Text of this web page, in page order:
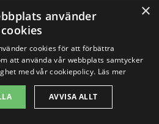
nära Vittjärv, där du
städfirms, inkluderar:
×
använder
cookies
cookies för att förbättra
att använda vår webbplats samtycker
med vår cookiepolicy. Läs mer
AVVISA ALLT